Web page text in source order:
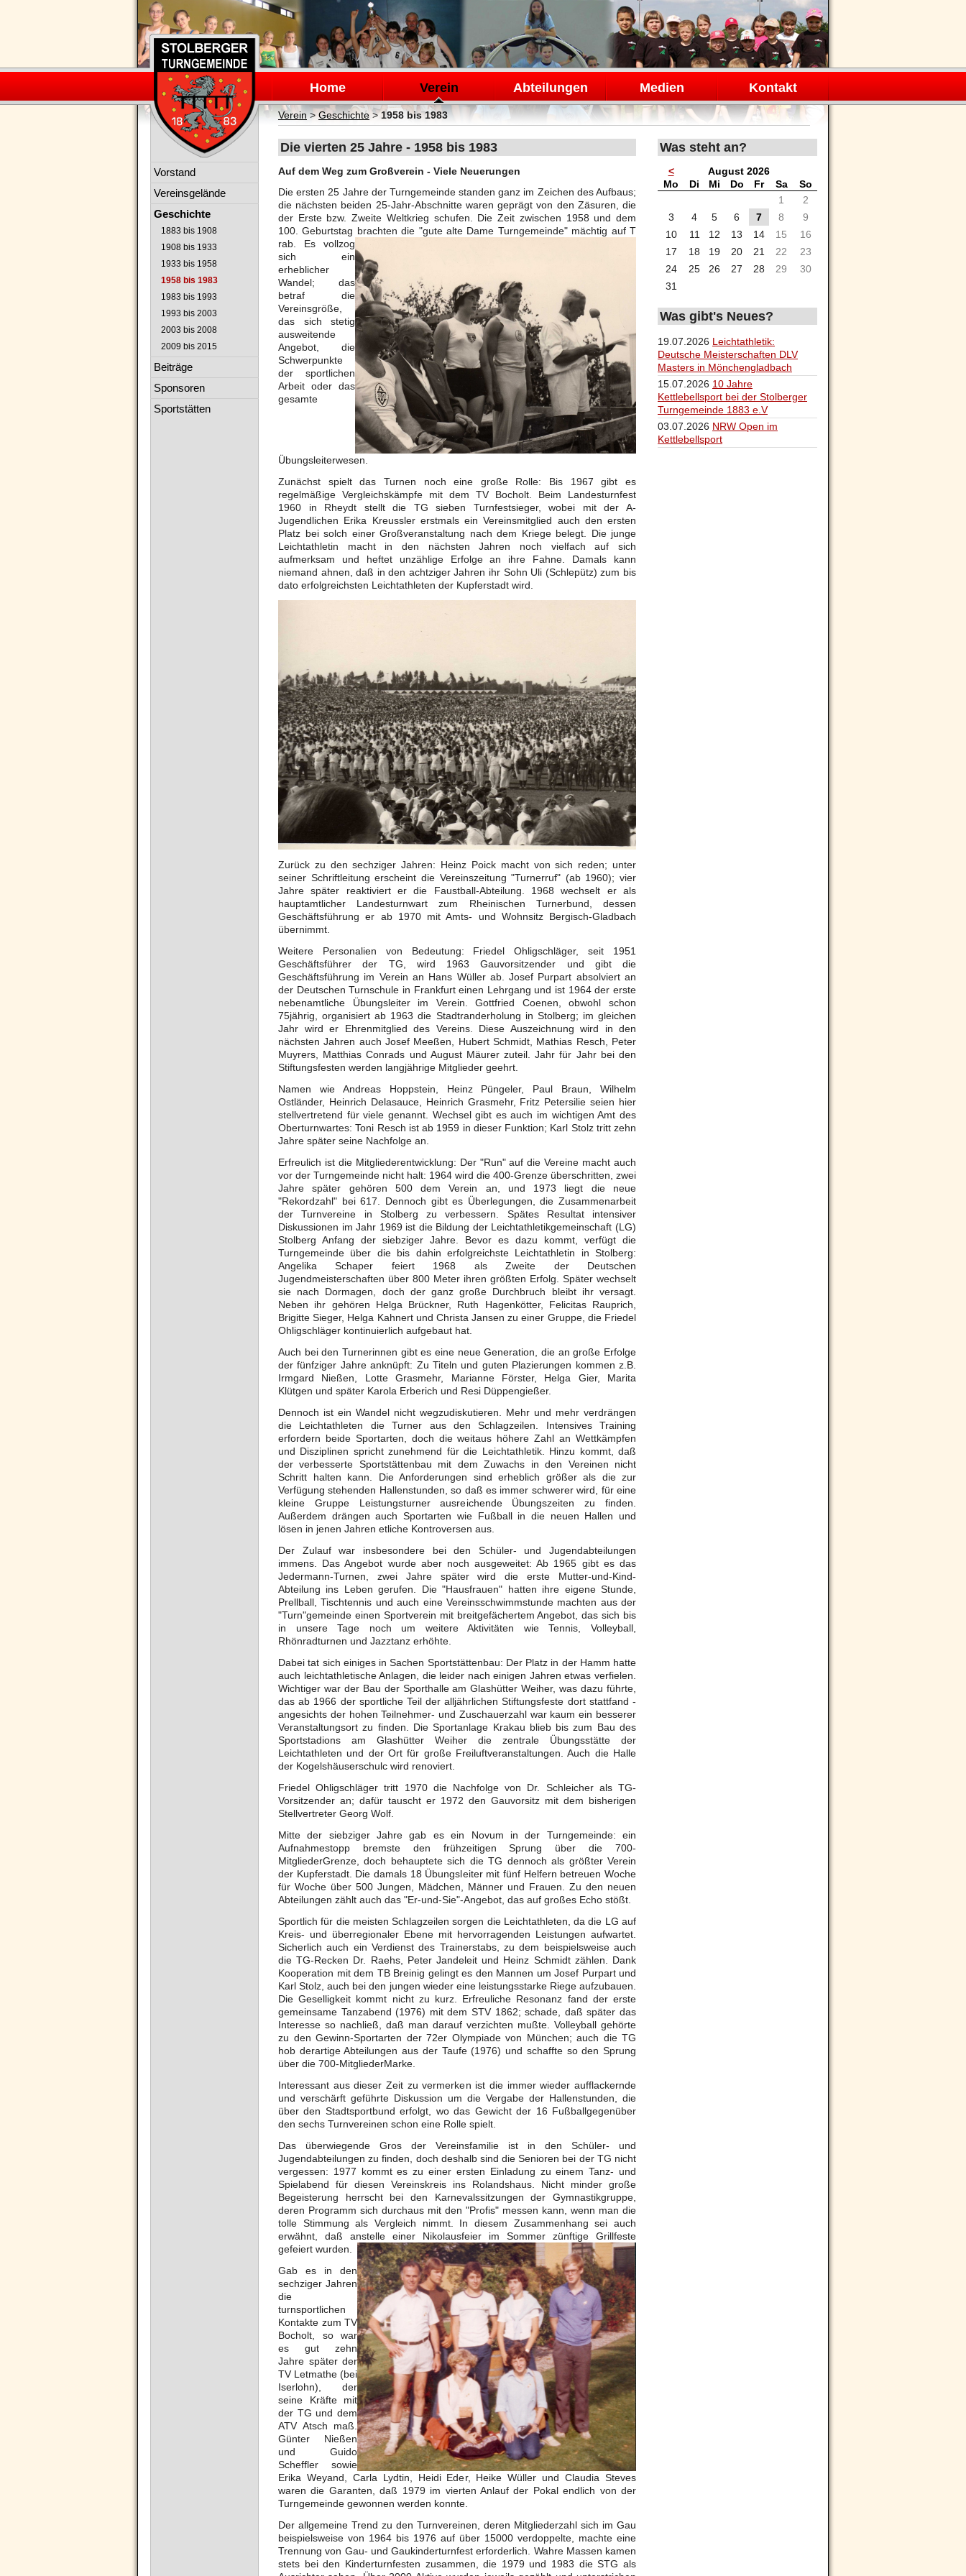
Navigation
überspringen
Home Verein Abteilungen Medien Kontakt
Verein> Geschichte >1958 bis 1983
Die vierten 25 Jahre - 1958 bis 1983
Auf dem Weg zum Großverein - Viele Neuerungen
Die ersten 25 Jahre der Turngemeinde standen ganz im Zeichen des Aufbaus;
die nächsten beiden 25-Jahr-Abschnitte waren geprägt von den Zäsuren, die
der Erste bzw. Zweite Weltkrieg schufen. Die Zeit zwischen 1958 und dem
100. Geburtstag brachten die "gute alte Dame Turngemeinde" mächtig auf T
rab. Es vollzog
sich ein
erheblicher
Wandel; das
betraf die
Vereinsgröße,
das sich stetig
ausweitende
Angebot, die
Schwerpunkte
der sportlichen
Arbeit oder das
gesamte
Übungsleiterwesen.
Zunächst spielt das Turnen noch eine große Rolle: Bis 1967 gibt es
regelmäßige Vergleichskämpfe mit dem TV Bocholt. Beim Landesturnfest
1960 in Rheydt stellt die TG sieben Turnfestsieger, wobei mit der A-
Jugendlichen Erika Kreussler erstmals ein Vereinsmitglied auch den ersten
Platz bei solch einer Großveranstaltung nach dem Kriege belegt. Die junge
Leichtathletin macht in den nächsten Jahren noch vielfach auf sich
aufmerksam und heftet unzählige Erfolge an ihre Fahne. Damals kann
niemand ahnen, daß in den achtziger Jahren ihr Sohn Uli (Schlepütz) zum bis
dato erfolgreichsten Leichtathleten der Kupferstadt wird.
Zurück zu den sechziger Jahren: Heinz Poick macht von sich reden; unter
seiner Schriftleitung erscheint die Vereinszeitung "Turnerruf" (ab 1960); vier
Jahre später reaktiviert er die Faustball-Abteilung. 1968 wechselt er als
hauptamtlicher Landesturnwart zum Rheinischen Turnerbund, dessen
Geschäftsführung er ab 1970 mit Amts- und Wohnsitz Bergisch-Gladbach
übernimmt.
Weitere Personalien von Bedeutung: Friedel Ohligschläger, seit 1951
Geschäftsführer der TG, wird 1963 Gauvorsitzender und gibt die
Geschäftsführung im Verein an Hans Wüller ab. Josef Purpart absolviert an
der Deutschen Turnschule in Frankfurt einen Lehrgang und ist 1964 der erste
nebenamtliche Übungsleiter im Verein. Gottfried Coenen, obwohl schon
75jährig, organisiert ab 1963 die Stadtranderholung in Stolberg; im gleichen
Jahr wird er Ehrenmitglied des Vereins. Diese Auszeichnung wird in den
nächsten Jahren auch Josef Meeßen, Hubert Schmidt, Mathias Resch, Peter
Muyrers, Matthias Conrads und August Mäurer zuteil. Jahr für Jahr bei den
Stiftungsfesten werden langjährige Mitglieder geehrt.
Namen wie Andreas Hoppstein, Heinz Püngeler, Paul Braun, Wilhelm
Ostländer, Heinrich Delasauce, Heinrich Grasmehr, Fritz Petersilie seien hier
stellvertretend für viele genannt. Wechsel gibt es auch im wichtigen Amt des
Oberturnwartes: Toni Resch ist ab 1959 in dieser Funktion; Karl Stolz tritt zehn
Jahre später seine Nachfolge an.
Erfreulich ist die Mitgliederentwicklung: Der "Run" auf die Vereine macht auch
vor der Turngemeinde nicht halt: 1964 wird die 400-Grenze überschritten, zwei
Jahre später gehören 500 dem Verein an, und 1973 liegt die neue
"Rekordzahl" bei 617. Dennoch gibt es Überlegungen, die Zusammenarbeit
der Turnvereine in Stolberg zu verbessern. Spätes Resultat intensiver
Diskussionen im Jahr 1969 ist die Bildung der Leichtathletikgemeinschaft (LG)
Stolberg Anfang der siebziger Jahre. Bevor es dazu kommt, verfügt die
Turngemeinde über die bis dahin erfolgreichste Leichtathletin in Stolberg:
Angelika Schaper feiert 1968 als Zweite der Deutschen
Jugendmeisterschaften über 800 Meter ihren größten Erfolg. Später wechselt
sie nach Dormagen, doch der ganz große Durchbruch bleibt ihr versagt.
Neben ihr gehören Helga Brückner, Ruth Hagenkötter, Felicitas Rauprich,
Brigitte Sieger, Helga Kahnert und Christa Jansen zu einer Gruppe, die Friedel
Ohligschläger kontinuierlich aufgebaut hat.
Auch bei den Turnerinnen gibt es eine neue Generation, die an große Erfolge
der fünfziger Jahre anknüpft: Zu Titeln und guten Plazierungen kommen z.B.
Irmgard Nießen, Lotte Grasmehr, Marianne Förster, Helga Gier, Marita
Klütgen und später Karola Erberich und Resi Düppengießer.
Dennoch ist ein Wandel nicht wegzudiskutieren. Mehr und mehr verdrängen
die Leichtathleten die Turner aus den Schlagzeilen. Intensives Training
erfordern beide Sportarten, doch die weitaus höhere Zahl an Wettkämpfen
und Disziplinen spricht zunehmend für die Leichtathletik. Hinzu kommt, daß
der verbesserte Sportstättenbau mit dem Zuwachs in den Vereinen nicht
Schritt halten kann. Die Anforderungen sind erheblich größer als die zur
Verfügung stehenden Hallenstunden, so daß es immer schwerer wird, für eine
kleine Gruppe Leistungsturner ausreichende Übungszeiten zu finden.
Außerdem drängen auch Sportarten wie Fußball in die neuen Hallen und
lösen in jenen Jahren etliche Kontroversen aus.
Der Zulauf war insbesondere bei den Schüler- und Jugendabteilungen
immens. Das Angebot wurde aber noch ausgeweitet: Ab 1965 gibt es das
Jedermann-Turnen, zwei Jahre später wird die erste Mutter-und-Kind-
Abteilung ins Leben gerufen. Die "Hausfrauen" hatten ihre eigene Stunde,
Prellball, Tischtennis und auch eine Vereinsschwimmstunde machten aus der
"Turn"gemeinde einen Sportverein mit breitgefächertem Angebot, das sich bis
in unsere Tage noch um weitere Aktivitäten wie Tennis, Volleyball,
Rhönradturnen und Jazztanz erhöhte.
Dabei tat sich einiges in Sachen Sportstättenbau: Der Platz in der Hamm hatte
auch leichtathletische Anlagen, die leider nach einigen Jahren etwas verfielen.
Wichtiger war der Bau der Sporthalle am Glashütter Weiher, was dazu führte,
das ab 1966 der sportliche Teil der alljährlichen Stiftungsfeste dort stattfand -
angesichts der hohen Teilnehmer- und Zuschauerzahl war kaum ein besserer
Veranstaltungsort zu finden. Die Sportanlage Krakau blieb bis zum Bau des
Sportstadions am Glashütter Weiher die zentrale Übungsstätte der
Leichtathleten und der Ort für große Freiluftveranstaltungen. Auch die Halle
der Kogelshäuserschulc wird renoviert.
Friedel Ohligschläger tritt 1970 die Nachfolge von Dr. Schleicher als TG-
Vorsitzender an; dafür tauscht er 1972 den Gauvorsitz mit dem bisherigen
Stellvertreter Georg Wolf.
Mitte der siebziger Jahre gab es ein Novum in der Turngemeinde: ein
Aufnahmestopp bremste den frühzeitigen Sprung über die 700-
MitgliederGrenze, doch behauptete sich die TG dennoch als größter Verein
der Kupferstadt. Die damals 18 Übungsleiter mit fünf Helfern betreuen Woche
für Woche über 500 Jungen, Mädchen, Männer und Frauen. Zu den neuen
Abteilungen zählt auch das "Er-und-Sie"-Angebot, das auf großes Echo stößt.
Sportlich für die meisten Schlagzeilen sorgen die Leichtathleten, da die LG auf
Kreis- und überregionaler Ebene mit hervorragenden Leistungen aufwartet.
Sicherlich auch ein Verdienst des Trainerstabs, zu dem beispielsweise auch
die TG-Recken Dr. Raehs, Peter Jandeleit und Heinz Schmidt zählen. Dank
Kooperation mit dem TB Breinig gelingt es den Mannen um Josef Purpart und
Karl Stolz, auch bei den jungen wieder eine leistungsstarke Riege aufzubauen.
Die Geselligkeit kommt nicht zu kurz. Erfreuliche Resonanz fand der erste
gemeinsame Tanzabend (1976) mit dem STV 1862; schade, daß später das
Interesse so nachließ, daß man darauf verzichten mußte. Volleyball gehörte
zu den Gewinn-Sportarten der 72er Olympiade von München; auch die TG
hob derartige Abteilungen aus der Taufe (1976) und schaffte so den Sprung
über die 700-MitgliederMarke.
Interessant aus dieser Zeit zu vermerken ist die immer wieder aufflackernde
und verschärft geführte Diskussion um die Vergabe der Hallenstunden, die
über den Stadtsportbund erfolgt, wo das Gewicht der 16 Fußballgegenüber
den sechs Turnvereinen schon eine Rolle spielt.
Das überwiegende Gros der Vereinsfamilie ist in den Schüler- und
Jugendabteilungen zu finden, doch deshalb sind die Senioren bei der TG nicht
vergessen: 1977 kommt es zu einer ersten Einladung zu einem Tanz- und
Spielabend für diesen Vereinskreis ins Rolandshaus. Nicht minder große
Begeisterung herrscht bei den Karnevalssitzungen der Gymnastikgruppe,
deren Programm sich durchaus mit den "Profis" messen kann, wenn man die
tolle Stimmung als Vergleich nimmt. In diesem Zusammenhang sei auch
erwähnt, daß anstelle einer Nikolausfeier im Sommer zünftige Grillfeste
gefeiert wurden.
Gab es in den
sechziger Jahren
die
turnsportlichen
Kontakte zum TV
Bocholt, so war
es gut zehn
Jahre später der
TV Letmathe (bei
Iserlohn), der
seine Kräfte mit
der TG und dem
ATV Atsch maß.
Günter Nießen
und Guido
Scheffler sowie
Erika Weyand, Carla Lydtin, Heidi Eder, Heike Wüller und Claudia Steves
waren die Garanten, daß 1979 im vierten Anlauf der Pokal endlich von der
Turngemeinde gewonnen werden konnte.
Der allgemeine Trend zu den Turnvereinen, deren Mitgliederzahl sich im Gau
beispielsweise von 1964 bis 1976 auf über 15000 verdoppelte, machte eine
Trennung von Gau- und Gaukinderturnfest erforderlich. Wahre Massen kamen
stets bei den Kinderturnfesten zusammen, die 1979 und 1983 die STG als
Navigation
Vorstand
Vereinsgelände
Geschichte
1883 bis 1908
1908 bis 1933
1933 bis 1958
1958 bis 1983
1983 bis 1993
1993 bis 2003
2003 bis 2008
2009 bis 2015
Beiträge
Sponsoren
Sportstätten
Was steht an?
<
August 2026
Mo ntag
Di enstag
Mi ttwoch
Donnerstag
Freitag
Samstag
Sonntag
1
2
3
4 5 6 7 8
9
10
11 12 13 14 15
16
17
18 19 20 21 22
23
24
25 26 27 28 29
30
31
Was gibt's Neues?
19.07.2026 Leichtathletik:
Deutsche Meisterschaften DLV
Masters in Mönchengladbach
15.07.2026 10 Jahre
Kettlebellsport bei der Stolberger
Turngemeinde 1883 e.V
03.07.2026 NRW Open im
Kettlebellsport